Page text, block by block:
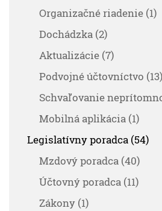
Organizačné riadenie (1)
Dochádzka (2)
Aktualizácie (7)
Podvojné účtovníctvo (13)
Schvaľovanie
Mobilná aplikácia (1)
Legislatívny poradca (54)
Mzdový poradca (40)
Účtovný poradca (11)
Zákony (1)